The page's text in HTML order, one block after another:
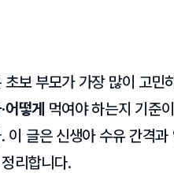
초보 부모가 가장 많이 고민
어떻게 먹여야 하는지 기준
이 글은 신생아 수유 간격
리합니다.